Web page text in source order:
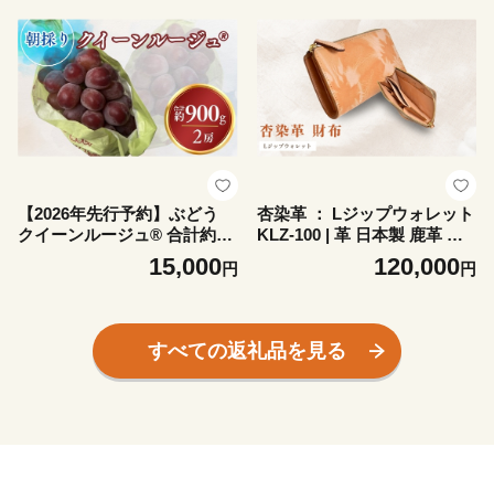
【2026年先行予約】ぶどう
クイーンルージュ® 合計約90
0g｜果物 フルーツ 赤ぶどう
葡萄 ブドウ 種無し 種なし 皮
15,000円
杏染革 ： Lジップウォレット
KLZ-100 | 革 日本製 鹿革 革
財布 千曲市 長野県産 信州
120,000円
すべての返礼品を見る